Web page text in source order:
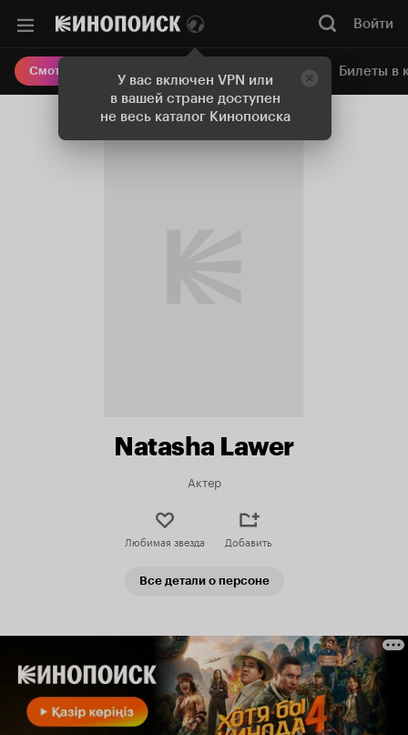
У вас включен VPN или
в вашей стране доступен
не весь каталог Кинопоиска
Войти
Смотреть кино Онлайн-кинотеатр Билеты в
Natasha Lawer
Актер
Любимая звезда Добавить
Все детали о персоне